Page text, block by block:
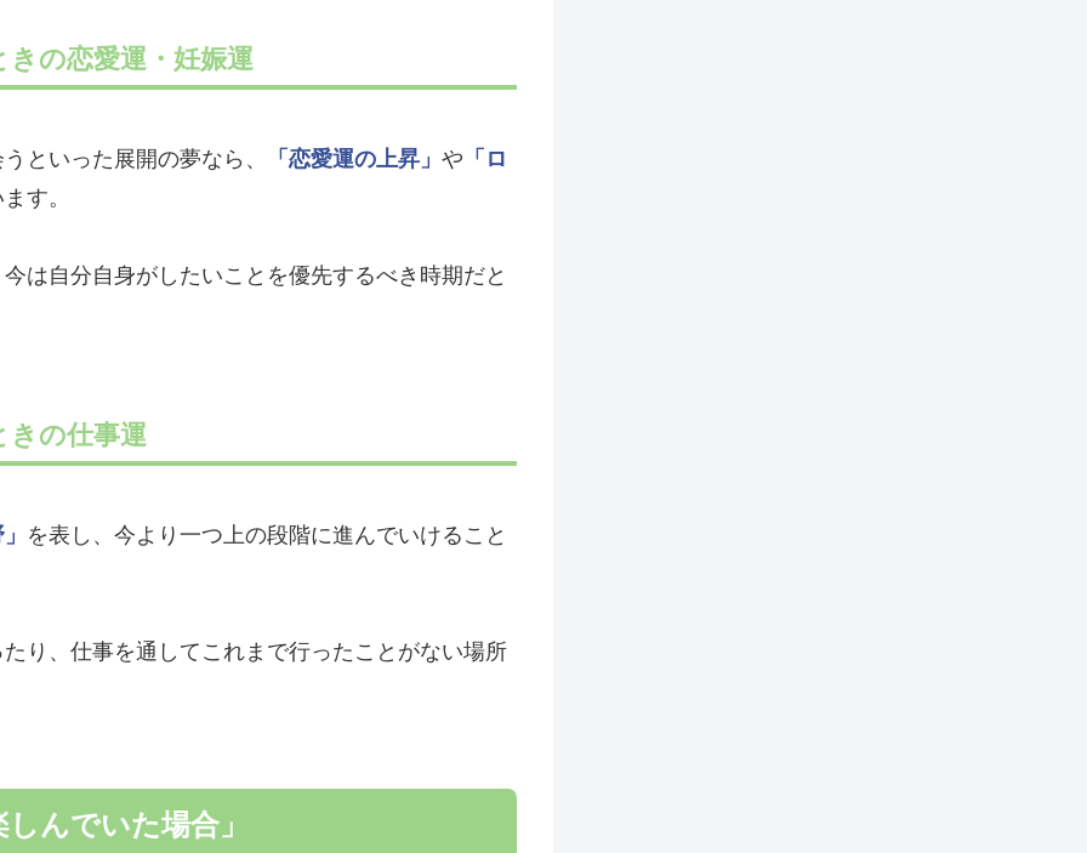
の恋愛運・妊娠運
といった展開の夢なら、 「恋愛運の上昇」 や 「ロ
す。
は自分自身がしたいことを優先するべき時期だと
きの仕事運
を表し、今より一つ上の段階に進んでいけること
り、仕事を通してこれまで行ったことがない場所
んでいた場合」